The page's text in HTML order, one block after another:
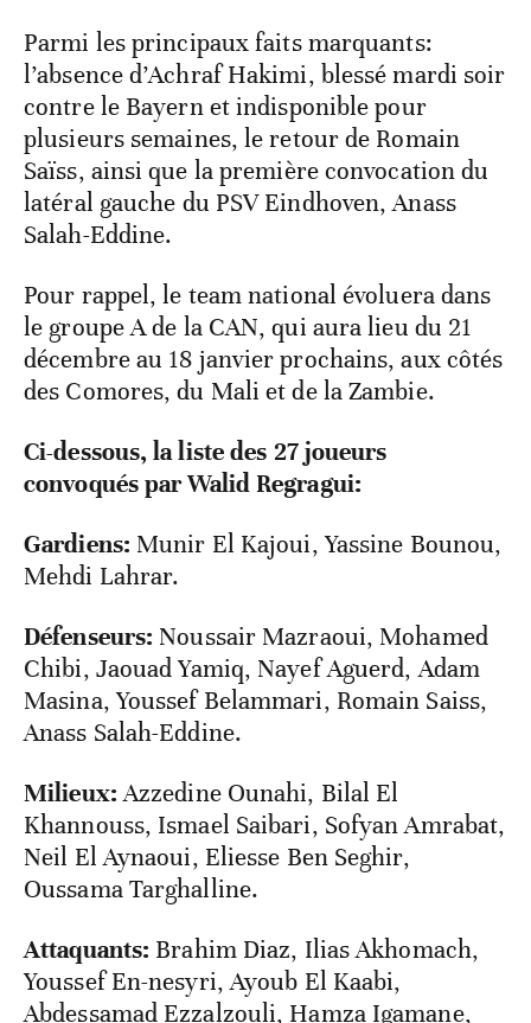
Parmi les principaux faits marquants:
l’absence d’Achraf Hakimi, blessé mardi soir
contre le Bayern et indisponible pour
plusieurs semaines, le retour de Romain
Saïss, ainsi que la première convocation du
latéral gauche du PSV Eindhoven, Anass
Salah-Eddine.
Pour rappel, le team national évoluera dans
le groupe A de la CAN, qui aura lieu du 21
décembre au 18 janvier prochains, aux côtés
des Comores, du Mali et de la Zambie.
Ci-dessous, la liste des 27 joueurs
convoqués par Walid Regragui:
Gardiens: Munir El Kajoui, Yassine Bounou,
Mehdi Lahrar.
Défenseurs: Noussair Mazraoui, Mohamed
Chibi, Jaouad Yamiq, Nayef Aguerd, Adam
Masina, Youssef Belammari, Romain Saiss,
Anass Salah-Eddine.
Milieux:Azzedine Ounahi, Bilal El
Khannouss, Ismael Saibari, Sofyan Amrabat,
Neil El Aynaoui, Eliesse Ben Seghir,
Oussama Targhalline.
Attaquants: Brahim Diaz, Ilias Akhomach,
Youssef En-nesyri, Ayoub El Kaabi,
Abdessamad Ezzalzouli, Hamza Igamane,